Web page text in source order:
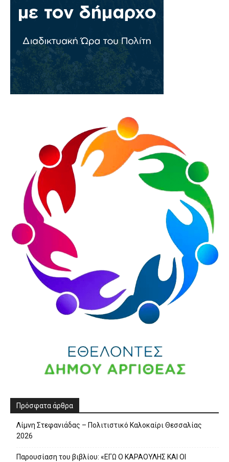
Πρόσφατα άρθρα
Λίμνη Στεφανιάδας – Πολιτιστικό Καλοκαίρι Θεσσαλίας
2026
Παρουσίαση του βιβλίου: «ΕΓΩ Ο ΚΑΡΑΟΥΛΗΣ ΚΑΙ ΟΙ